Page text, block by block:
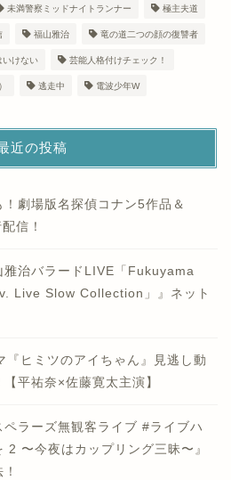
未満警察ミッドナイトランナー 極主夫道
福山雅治 竜の道二つの顔の復讐者
いけない 芸能人格付けチェック！
逃走中 電波少年W
近の投稿
劇場版名探偵コナン5作品＆
信！
雅治バラードLIVE「Fukuyama
Live Slow Collection」』ネット
『ヒミツのアイちゃん』見逃し動
平祐奈×佐藤寛太主演】
ラーズ無観客ライブ #ライブハ
2 〜今夜はカップリング三昧〜』